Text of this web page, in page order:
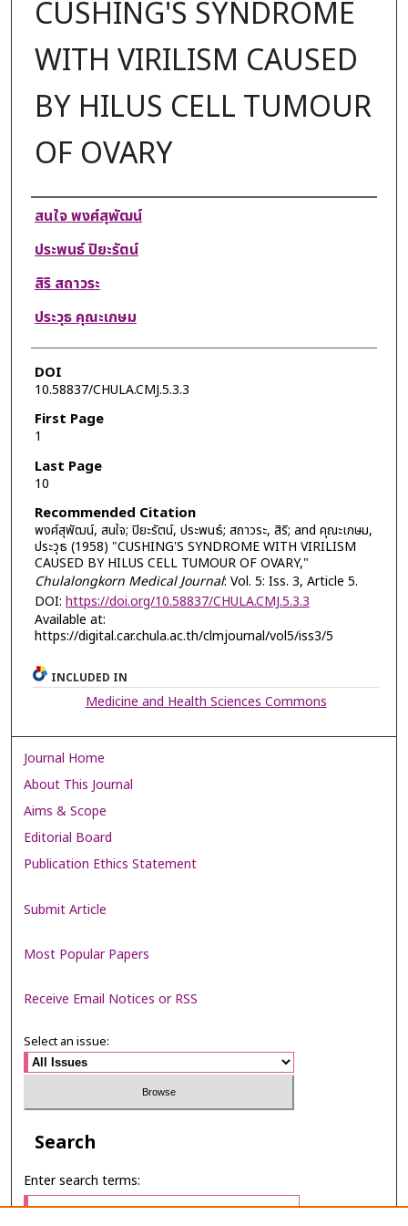
CUSHING'S SYNDROME
WITH VIRILISM CAUSED
BY HILUS CELL TUMOUR
OF OVARY
Authors
สนใจ พงศ์สุพัฒน์
ประพนธ์ ปิยะรัตน์
สิริ สถาวระ
ประวุธ คุณะเกษม
DOI
10.58837/CHULA.CMJ.5.3.3
First Page
1
Last Page
10
Recommended Citation
พงศ์สุพัฒน์, สนใจ; ปิยะรัตน์, ประพนธ์; สถาวระ, สิริ; and คุณะเกษม,
ประวุธ (1958) "CUSHING'S SYNDROME WITH VIRILISM
CAUSED BY HILUS CELL TUMOUR OF OVARY,"
Chulalongkorn Medical Journal: Vol. 5: Iss. 3, Article 5.
DOI: https://doi.org/10.58837/CHULA.CMJ.5.3.3
Available at:
https://digital.car.chula.ac.th/clmjournal/vol5/iss3/5
INCLUDED IN
Medicine and Health Sciences Commons
Journal Home
About This Journal
Aims & Scope
Editorial Board
Publication Ethics Statement
Submit Article
Most Popular Papers
Receive Email Notices or RSS
Select an issue:
Search
Enter search terms: